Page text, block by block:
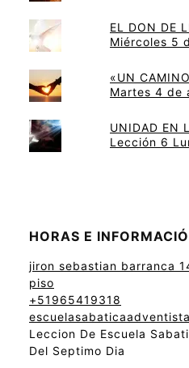
EL DON DE
Miércoles 5
«UN
Martes 4 de
UNIDAD EN
Lección 6
HORAS E
jiron sebastian barranca
piso
+51965419318
Leccion De Escuela
Del Septimo Dia